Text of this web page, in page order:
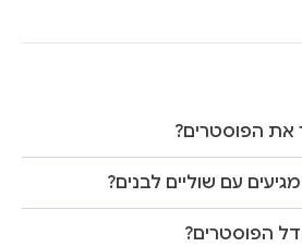
את הפוסטרים?
עם שוליים לבנים?
הפוסטרים?